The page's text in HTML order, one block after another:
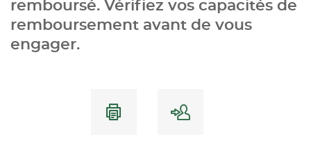
remboursé. Vérifiez vos capacités de
remboursement avant de vous
engager.